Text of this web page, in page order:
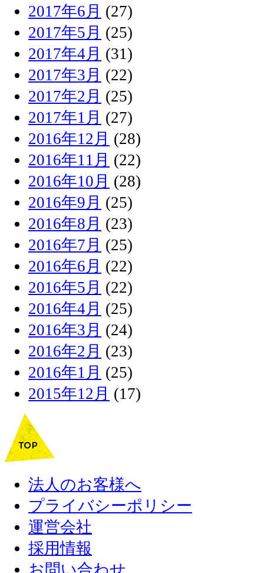
2017年6月 (27)
2017年5月 (25)
2017年4月 (31)
2017年3月 (22)
2017年2月 (25)
2017年1月 (27)
2016年12月 (28)
2016年11月 (22)
2016年10月 (28)
2016年9月 (25)
2016年8月 (23)
2016年7月 (25)
2016年6月 (22)
2016年5月 (22)
2016年4月 (25)
2016年3月 (24)
2016年2月 (23)
2016年1月 (25)
2015年12月 (17)
法人のお客様へ
プライバシーポリシー
運営会社
採用情報